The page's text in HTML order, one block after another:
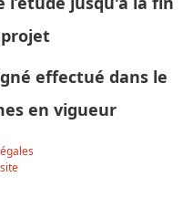
effectué dans le
en vigueur